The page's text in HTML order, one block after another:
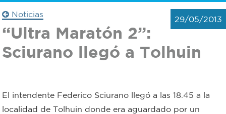
Defensa
Zoonosis
Trámites
Transparencia
Noticias
29/05/2013
“Ultra Maratón 2”:
Sciurano llegó a Tolhuin
El intendente Federico Sciurano llegó a las 18.45 a la
localidad de Tolhuin donde era aguardado por un